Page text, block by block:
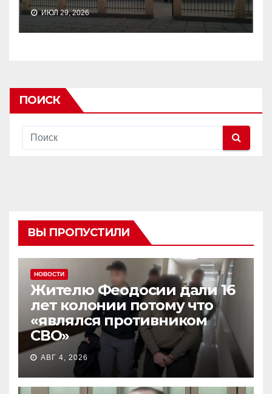
ИЮЛ 29, 2026
ПОИСК
ВЫ ПРОПУСТИЛИ
НОВОСТИ
Жителю Феодосии дали 16
лет колонии потому что
«являлся противником
СВО»
АВГ 4, 2026